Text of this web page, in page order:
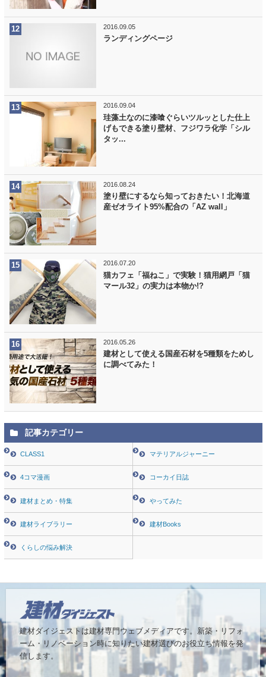
2016.09.05
ランディングページ
2016.09.04
珪藻土なのに漆喰ぐらいツルッとした仕上
げもできる塗り壁材、フジワラ化学「シル
タッ...
2016.08.24
塗り壁にするなら知っておきたい！北海道
産ゼオライト95%配合の「AZ wall」
2016.07.20
猫カフェ「福ねこ」で実験！猫用網戸「猫
マール32」の実力は本物か!?
2016.05.26
建材として使える国産石材を5種類をためし
に調べてみた！
記事カテゴリー
CLASS1 マテリアルジャーニー
4コマ漫画 コーカイ日誌
建材まとめ・特集 やってみた
建材ライブラリー 建材Books
くらしの悩み解決
建材ダイジェストは建材専門ウェブメディアです。 新築・リフォ
ーム・リノベーション時に知りたい建材選びのお役立ち情報を発
信します。